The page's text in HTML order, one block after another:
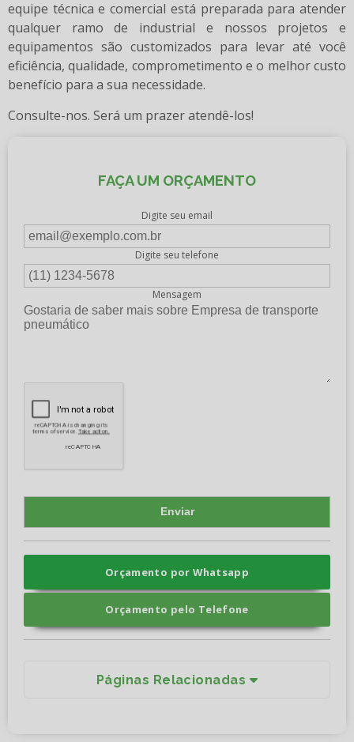
equipe técnica e comercial está preparada para atender
qualquer ramo de industrial e nossos projetos e
equipamentos são customizados para levar até você
eficiência, qualidade, comprometimento e o melhor custo
benefício para a sua necessidade.
Consulte-nos. Será um prazer atendê-los!
FAÇA UM ORÇAMENTO
Digite seu email
Digite seu telefone
Mensagem
Orçamento por Whatsapp
Orçamento pelo Telefone
Páginas Relacionadas